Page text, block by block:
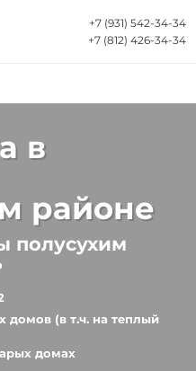
+7 (931) 542-34-34
+7 (812) 426-34-34
в
районе
полусухим
домов (в т.ч. на теплый
домах